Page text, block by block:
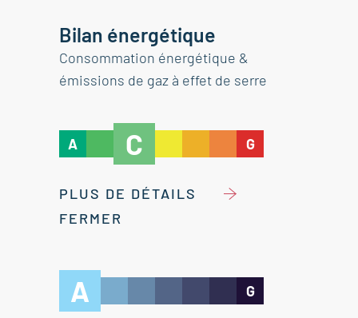
Bilan énergétique
Consommation énergétique &
émissions de gaz à effet de serre
A C G
PLUS DE DÉTAILS
FERMER
A G